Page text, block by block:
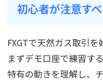
初心者が注意す
FXGTで天然ガス取引を
まずデモ口座で練習す
特有の動きを理解し、